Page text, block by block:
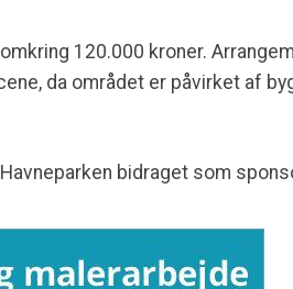
120.000 kroner.
da området er påvirket af
bidraget som